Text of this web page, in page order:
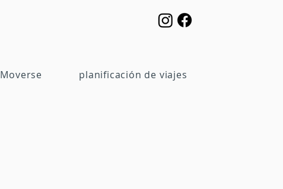
Moverse planificación de viajes